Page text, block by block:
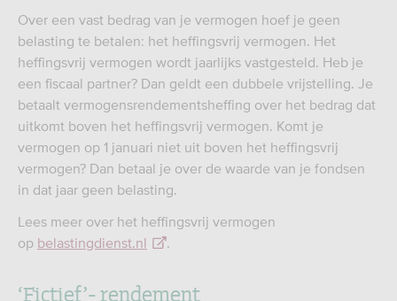
Over een vast bedrag van je vermogen hoef je geen
belasting te betalen: het heffingsvrij vermogen. Het
heffingsvrij vermogen wordt jaarlijks vastgesteld. Heb je
een fiscaal partner? Dan geldt een dubbele vrijstelling. Je
betaalt vermogensrendementsheffing over het bedrag dat
uitkomt boven het heffingsvrij vermogen. Komt je
vermogen op 1 januari niet uit boven het heffingsvrij
vermogen? Dan betaal je over de waarde van je fondsen
in dat jaar geen belasting.
Lees meer over het heffingsvrij vermogen
op belastingdienst.nl .
‘Fictief’- rendement